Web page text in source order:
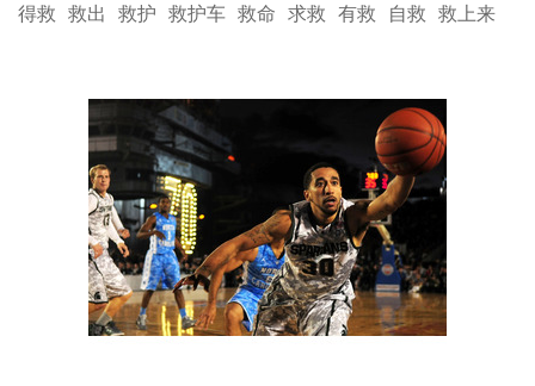
得救 救出 救护 救护车 救命 求救 有救 自救 救上来